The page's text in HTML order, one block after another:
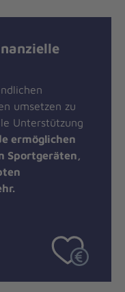
umsetzen zu
Unterstützung
ermöglichen
Sportgeräten,